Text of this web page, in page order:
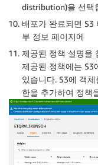
distribution)을 선택
배포가 완료되면 S3
부 정보 페이지에
제공된 정책 설명을
제공된 정책에는 S3
있습니다. S3에 객
한을 추가하여 정책